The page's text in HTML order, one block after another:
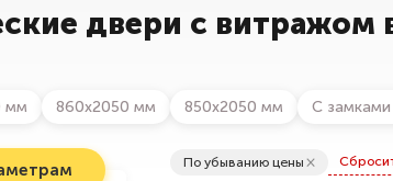
двери с витражом
мм 860х2050 мм 850х2050 мм С
По убыванию цены ×